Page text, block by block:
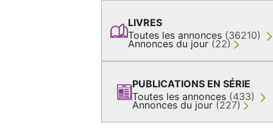
LIVRES
Toutes les annonces (36210)
Annonces du jour (22)
PUBLICATIONS EN SÉRIE
Toutes les annonces (433)
Annonces du jour (227)